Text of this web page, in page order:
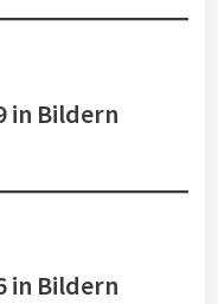
in Bildern
in Bildern